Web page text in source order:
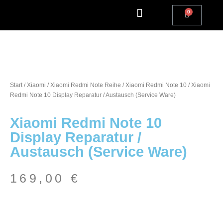
Start/Xiaomi /Xiaomi Redmi Note Reihe /Xiaomi Redmi Note 10 / Xiaomi
Redmi Note 10 Display Reparatur / Austausch (Service Ware)
Xiaomi Redmi Note 10
Display Reparatur /
Austausch (Service Ware)
169,00 €